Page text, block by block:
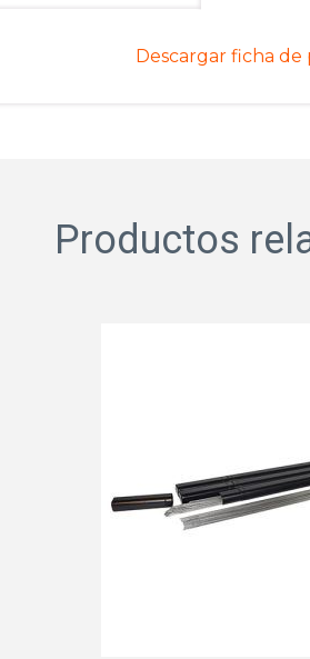
Descargar ficha
Productos